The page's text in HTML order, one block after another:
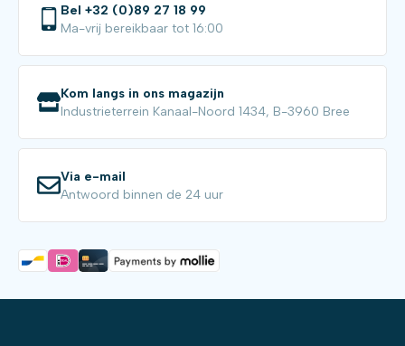
Bel +32 (0)89 27 18 99
Ma-vrij bereikbaar tot 16:00
Kom langs in ons magazijn
Industrieterrein Kanaal-Noord 1434, B-3960 Bree
Via e-mail
Antwoord binnen de 24 uur